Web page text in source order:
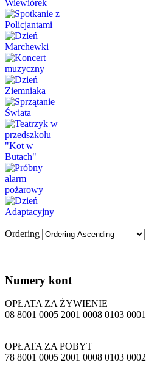
Ordering
Numery kont
OPŁATA ZA ŻYWIENIE
08 8001 0005 2001 0008 0103 0001
OPŁATA ZA POBYT
78 8001 0005 2001 0008 0103 0002